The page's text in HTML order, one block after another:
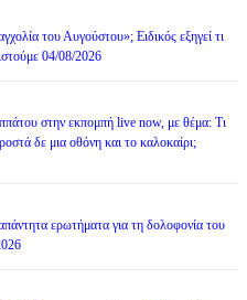
του Αυγούστου»; Ειδικός εξηγεί τι
04/08/2026
στην εκπομπή live now, με θέμα: Τι
δε μια οθόνη και το καλοκαίρι;
ερωτήματα για τη δολοφονία του